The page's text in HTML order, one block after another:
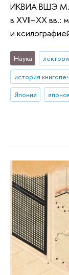
ИКВИА ВШЭ
в XVII–XX вв.:
и
Наука
история
Япония